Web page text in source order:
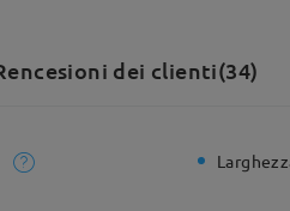
dei clienti(34)